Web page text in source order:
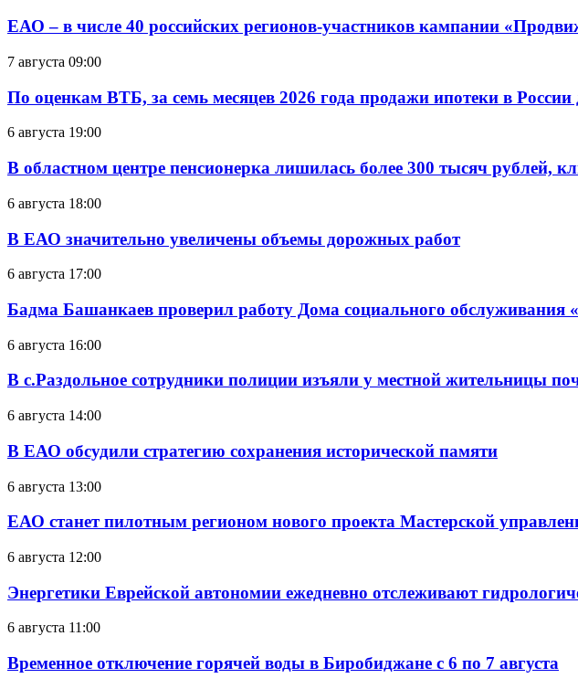
ЕАО – в числе 40 российских регионов-участников кампании
7 августа 09:00
По оценкам ВТБ, за семь месяцев 2026 года продажи ипотеки в
6 августа 19:00
В областном центре пенсионерка лишилась более 300 тысяч рублей,
6 августа 18:00
В ЕАО значительно увеличены объемы дорожных работ
6 августа 17:00
Бадма Башанкаев проверил работу Дома социального обслуживания
6 августа 16:00
В с.Раздольное сотрудники полиции изъяли у местной жительницы
6 августа 14:00
В ЕАО обсудили стратегию сохранения исторической памяти
6 августа 13:00
ЕАО станет пилотным регионом нового проекта Мастерской
6 августа 12:00
Энергетики Еврейской автономии ежедневно отслеживают
6 августа 11:00
Временное отключение горячей воды в Биробиджане с 6 по 7 августа